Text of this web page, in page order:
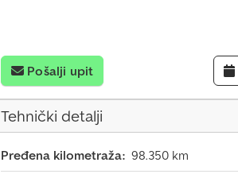
Pošalji upit
Tehnički detalji
Pređena kilometraža: 98.350 km